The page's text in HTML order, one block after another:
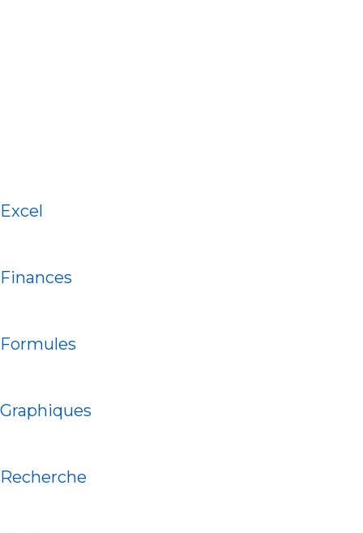
Excel
Finances
Formules
Graphiques
Recherche